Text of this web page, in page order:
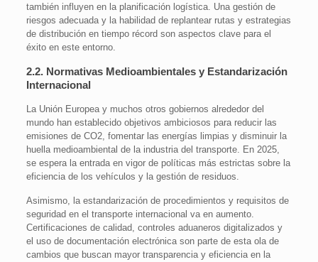
también influyen en la planificación logística. Una gestión de
riesgos adecuada y la habilidad de replantear rutas y estrategias
de distribución en tiempo récord son aspectos clave para el
éxito en este entorno.
2.2. Normativas Medioambientales y Estandarización
Internacional
La Unión Europea y muchos otros gobiernos alrededor del
mundo han establecido objetivos ambiciosos para reducir las
emisiones de CO2, fomentar las energías limpias y disminuir la
huella medioambiental de la industria del transporte. En 2025,
se espera la entrada en vigor de políticas más estrictas sobre la
eficiencia de los vehículos y la gestión de residuos.
Asimismo, la estandarización de procedimientos y requisitos de
seguridad en el transporte internacional va en aumento.
Certificaciones de calidad, controles aduaneros digitalizados y
el uso de documentación electrónica son parte de esta ola de
cambios que buscan mayor transparencia y eficiencia en la